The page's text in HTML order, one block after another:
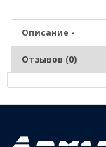
Описание -
Отзывов (0)